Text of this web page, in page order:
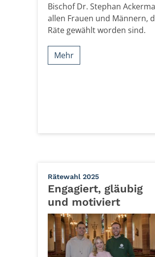
Bischof Dr. Stephan
allen Frauen und Männern,
Räte gewählt worden sind.
Mehr
Rätewahl 2025:
Engagiert, gläubig
und motiviert